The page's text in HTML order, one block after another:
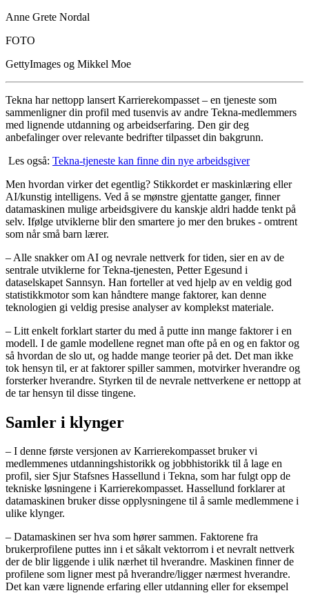
Anne Grete Nordal
FOTO
GettyImages og Mikkel Moe
Tekna har nettopp lansert Karrierekompasset – en tjeneste som
sammenligner din profil med tusenvis av andre Tekna-medlemmers
med lignende utdanning og arbeidserfaring. Den gir deg
anbefalinger over relevante bedrifter tilpasset din bakgrunn.
Les også: Tekna-tjeneste kan finne din nye arbeidsgiver
Men hvordan virker det egentlig? Stikkordet er maskinlæring eller
AI/kunstig intelligens. Ved å se mønstre gjentatte ganger, finner
datamaskinen mulige arbeidsgivere du kanskje aldri hadde tenkt på
selv. Ifølge utviklerne blir den smartere jo mer den brukes - omtrent
som når små barn lærer.
– Alle snakker om AI og nevrale nettverk for tiden, sier en av de
sentrale utviklerne for Tekna-tjenesten, Petter Egesund i
dataselskapet Sannsyn. Han forteller at ved hjelp av en veldig god
statistikkmotor som kan håndtere mange faktorer, kan denne
teknologien gi veldig presise analyser av komplekst materiale.
– Litt enkelt forklart starter du med å putte inn mange faktorer i en
modell. I de gamle modellene regnet man ofte på en og en faktor og
så hvordan de slo ut, og hadde mange teorier på det. Det man ikke
tok hensyn til, er at faktorer spiller sammen, motvirker hverandre og
forsterker hverandre. Styrken til de nevrale nettverkene er nettopp at
de tar hensyn til disse tingene.
Samler i klynger
– I denne første versjonen av Karrierekompasset bruker vi
medlemmenes utdanningshistorikk og jobbhistorikk til å lage en
profil, sier Sjur Stafsnes Hassellund i Tekna, som har fulgt opp de
tekniske løsningene i Karrierekompasset. Hassellund forklarer at
datamaskinen bruker disse opplysningene til å samle medlemmene i
ulike klynger.
– Datamaskinen ser hva som hører sammen. Faktorene fra
brukerprofilene puttes inn i et såkalt vektorrom i et nevralt nettverk
der de blir liggende i ulik nærhet til hverandre. Maskinen finner de
profilene som ligner mest på hverandre/ligger nærmest hverandre.
Det kan være lignende erfaring eller utdanning eller for eksempel